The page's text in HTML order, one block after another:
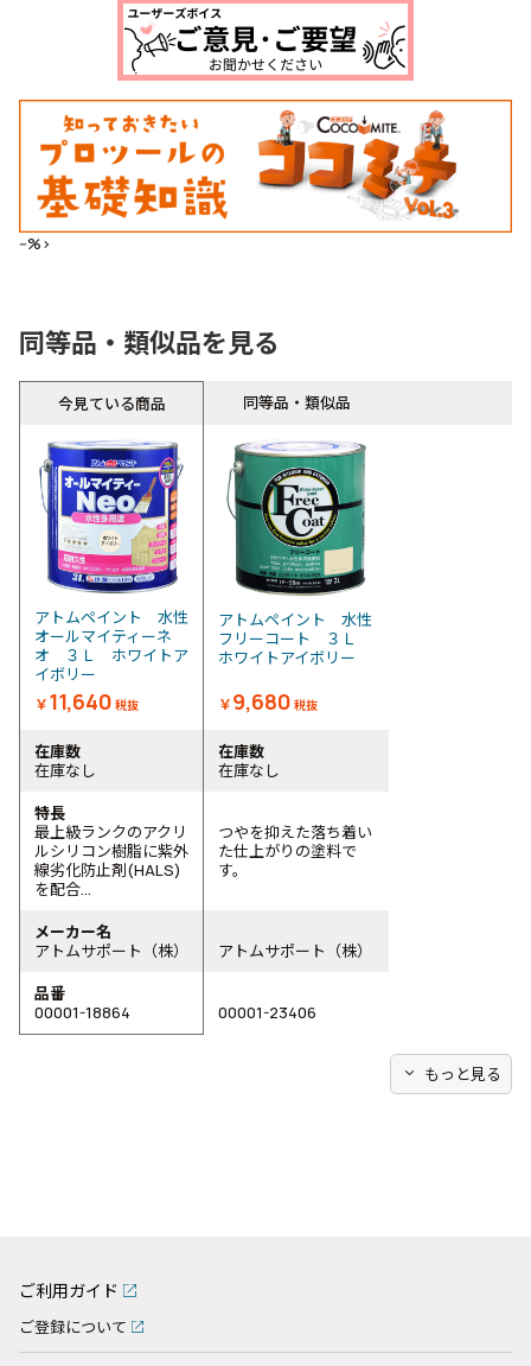
--%>
同等品・類似品を見る
今見ている商品 同等品・類似品
アトムペイント 水性
オールマイティーネ
オ ３Ｌ ホワイトア
イボリー
￥11,640 税抜
アトムペイント 水性
フリーコート ３Ｌ
ホワイトアイボリー
￥9,680 税抜
在庫数
在庫なし
在庫数
在庫なし
特長
最上級ランクのアクリ
ルシリコン樹脂に紫外
線劣化防止剤(HALS)
を配合...
つやを抑えた落ち着い
た仕上がりの塗料で
す。
メーカー名
アトムサポート（株）
アトムサポート（株）
品番
00001-18864
00001-23406
expand_more もっと見る
ご利用ガイド
ご登録について